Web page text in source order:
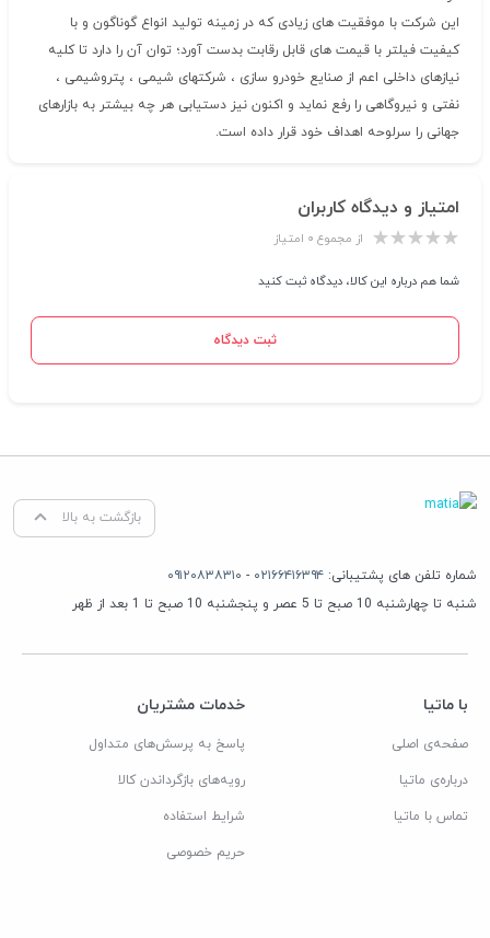
این شرکت با موفقیت های زیادی که در زمینه تولید انواع گوناگون و با
کیفیت فیلتر با قیمت های قابل رقابت بدست آورد؛ توان آن را دارد تا کلیه
نیازهای داخلی اعم از صنایع خودرو سازی ، شرکتهای شیمی ، پتروشیمی ،
نفتی و نیروگاهی را رفع نماید و اکنون نیز دستیابی هر چه بیشتر به بازارهای
جهانی را سرلوحه اهداف خود قرار داده است.
امتیاز و دیدگاه کاربران
از مجموع ۰ امتیاز
شما هم درباره این کالا، دیدگاه ثبت کنید
ثبت دیدگاه
بازگشت به بالا
شماره تلفن های پشتیبانی: ۰۲۱۶۶۴۱۶۳۹۴ - ۰۹۱۲۰۸۳۸۳۱۰
شنبه تا چهارشنبه 10 صبح تا 5 عصر و پنجشنبه 10 صبح تا 1 بعد از ظهر
با ماتیا
صفحه‌ی اصلی
درباره‌ی ماتیا
تماس با ماتیا
خدمات مشتریان
پاسخ به پرسش‌های متداول
رویه‌های بازگرداندن کالا
شرایط استفاده
حریم خصوصی